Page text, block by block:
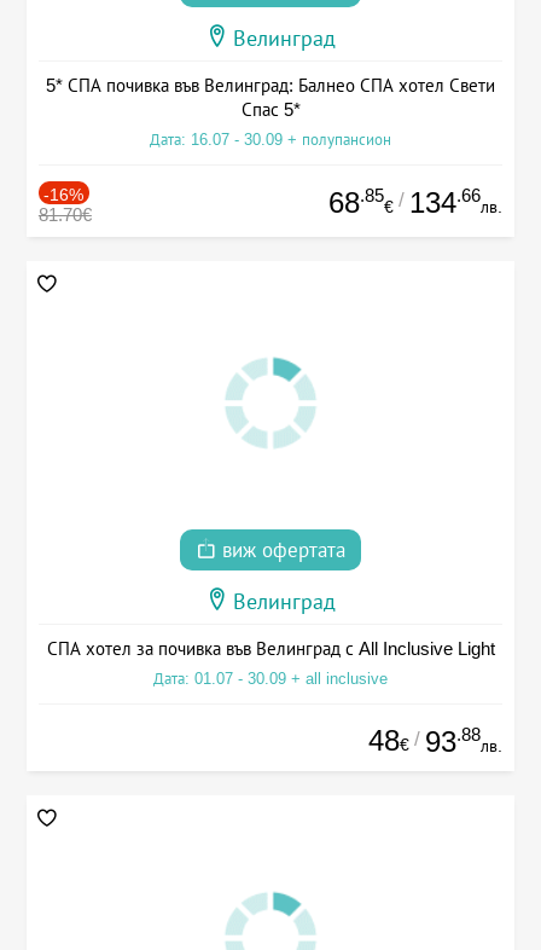
Велинград
5* СПА почивка във Велинград: Балнео СПА хотел Свети
Спас 5*
Дата: 16.07 - 30.09 + полупансион
-16%
81.70€ 68.85
€ / 134.66
лв.
виж офертата
Велинград
СПА хотел за почивка във Велинград с All Inclusive Light
Дата: 01.07 - 30.09 + all inclusive
48€ / 93.88
лв.